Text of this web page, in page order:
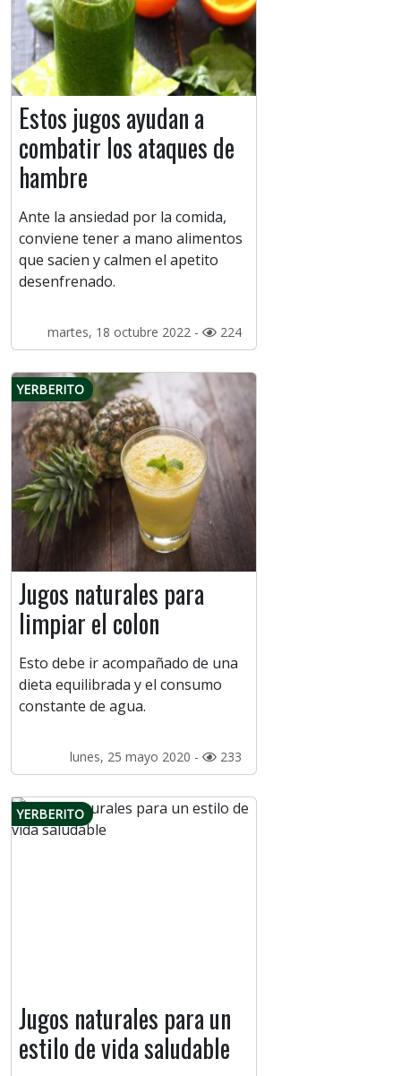
Estos jugos ayudan a
combatir los ataques de
hambre
Ante la ansiedad por la comida,
conviene tener a mano alimentos
que sacien y calmen el apetito
desenfrenado.
martes, 18 octubre 2022 - 224
YERBERITO
Jugos naturales para
limpiar el colon
Esto debe ir acompañado de una
dieta equilibrada y el consumo
constante de agua.
lunes, 25 mayo 2020 - 233
YERBERITO
Jugos naturales para un
estilo de vida saludable